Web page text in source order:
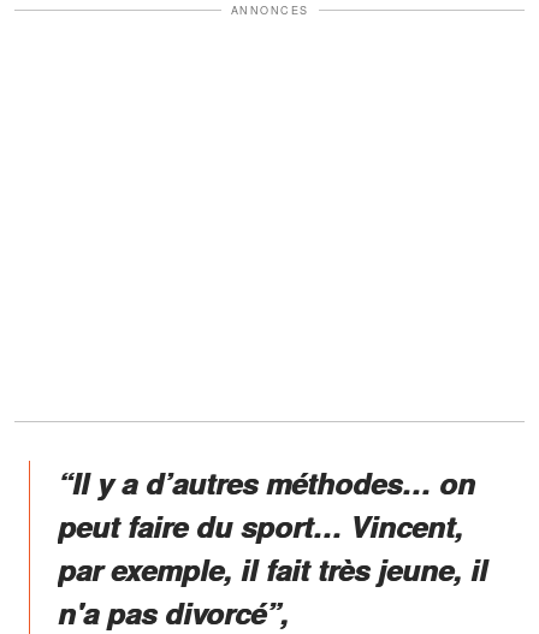
ANNONCES
“Il y a d’autres méthodes… on
peut faire du sport… Vincent,
par exemple, il fait très jeune, il
n'a pas divorcé”,